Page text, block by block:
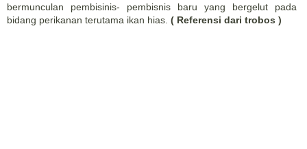
bermunculan pembisinis- pembisnis baru yang bergelut pada
bidang perikanan terutama ikan hias. ( Referensi dari trobos )